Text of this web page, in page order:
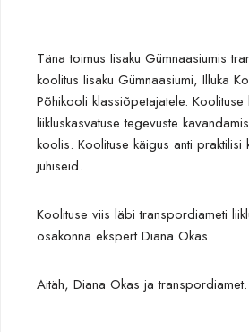
Täna toimus Iisaku Gümnaasiumis
koolitus Iisaku Gümnaasiumi, Illuka
Põhikooli klassiõpetajatele.
liikluskasvatuse tegevuste
koolis. Koolituse käigus anti praktilisi
juhiseid.
Koolituse viis läbi transpordiameti
osakonna ekspert Diana Okas.
Aitäh, Diana Okas ja transpordiamet.